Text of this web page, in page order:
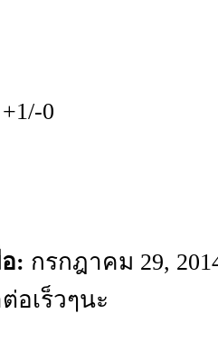
0
: กรกฎาคม 29,
อเร็วๆนะ